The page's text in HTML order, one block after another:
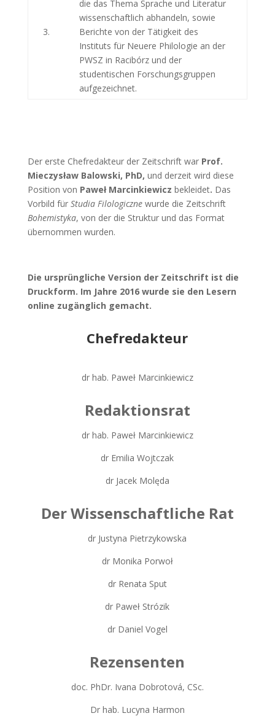
3.
die das Thema Sprache und Literatur
wissenschaftlich abhandeln, sowie
Berichte von der Tätigkeit des
Instituts für Neuere Philologie an der
PWSZ in Racibórz und der
studentischen Forschungsgruppen
aufgezeichnet.
Der erste Chefredakteur der Zeitschrift warProf.
Mieczysław Balowski, PhD, und derzeit wird diese
Position von Paweł Marcinkiewicz bekleidet. Das
Vorbild für Studia Filologicznewurde die Zeitschrift
Bohemistyka, von der die Struktur und das Format
übernommen wurden.
Die ursprüngliche Version der Zeitschrift ist die
Druckform. Im Jahre 2016 wurde sie den Lesern
online zugänglich gemacht.
Chefredakteur
dr hab. Paweł Marcinkiewicz
Redaktionsrat
dr hab. Paweł Marcinkiewicz
dr Emilia Wojtczak
dr Jacek Molęda
Der Wissenschaftliche Rat
dr Justyna Pietrzykowska
dr Monika Porwoł
dr Renata Sput
dr Paweł Strózik
dr Daniel Vogel
Rezensenten
doc. PhDr. Ivana Dobrotová, CSc.
Dr hab. Lucyna Harmon